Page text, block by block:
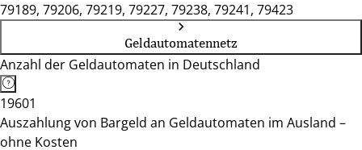
79189, 79206, 79219, 79227, 79238, 79241, 79423
Geldautomatennetz
Anzahl der Geldautomaten in Deutschland
19601
Auszahlung von Bargeld an Geldautomaten im Ausland –
ohne Kosten